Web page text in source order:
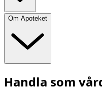
Om Apoteket
Handla som